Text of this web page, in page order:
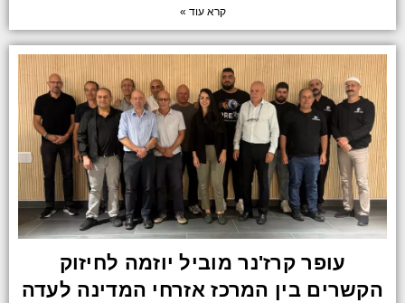
קרא עוד »
עופר קרז'נר מוביל יוזמה לחיזוק
הקשרים בין המרכז אזרחי המדינה לעדה